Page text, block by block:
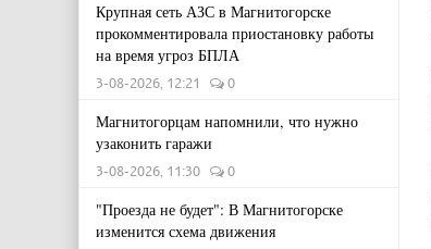
Крупная сеть АЗС в Магнитогорске
прокомментировала приостановку работы
на время угроз БПЛА
3-08-2026, 12:21 0
Магнитогорцам напомнили, что нужно
узаконить гаражи
3-08-2026, 11:30 0
"Проезда не будет": В Магнитогорске
изменится схема движения